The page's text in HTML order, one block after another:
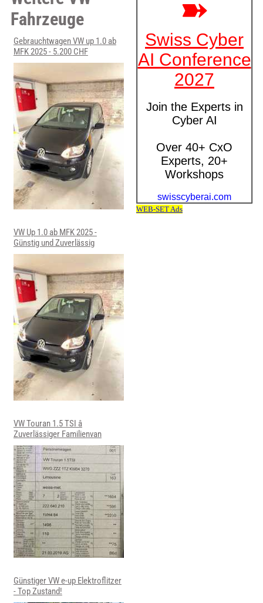
Fahrzeuge
Gebrauchtwagen VW up 1.0 ab
MFK 2025 - 5.200 CHF
VW Up 1.0 ab MFK 2025 -
Günstig und Zuverlässig
VW Touran 1.5 TSI â
Zuverlässiger Familienvan
Günstiger VW e-up Elektroflitzer
- Top Zustand!